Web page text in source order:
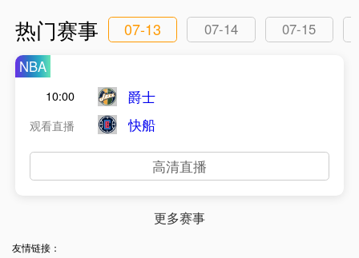
热门赛事 07-13 07-14
07-15
NBA
10:00
观看直播
爵士
快船
高清直播
更多赛事
友情链接：